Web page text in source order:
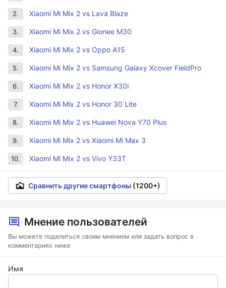
2. Xiaomi Mi Mix 2 vs Lava Blaze
3. Xiaomi Mi Mix 2 vs Gionee M30
4. Xiaomi Mi Mix 2 vs Oppo A15
5. Xiaomi Mi Mix 2 vs Samsung Galaxy Xcover FieldPro
6. Xiaomi Mi Mix 2 vs Honor X30i
7. Xiaomi Mi Mix 2 vs Honor 30 Lite
8. Xiaomi Mi Mix 2 vs Huawei Nova Y70 Plus
9. Xiaomi Mi Mix 2 vs Xiaomi Mi Max 3
10. Xiaomi Mi Mix 2 vs Vivo Y33T
Сравнить другие смартфоны (1200+)
Мнение пользователей
Вы можете поделиться своим мнением или задать вопрос в
комментариях ниже
Имя